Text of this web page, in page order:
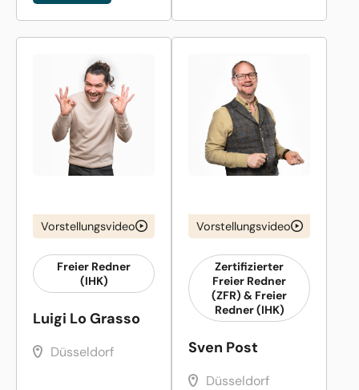
Vorstellungsvideo
Freier Redner
(IHK)
Luigi Lo Grasso
Düsseldorf
Vorstellungsvideo
Zertifizierter
Freier Redner
(ZFR) & Freier
Redner (IHK)
Sven Post
Düsseldorf